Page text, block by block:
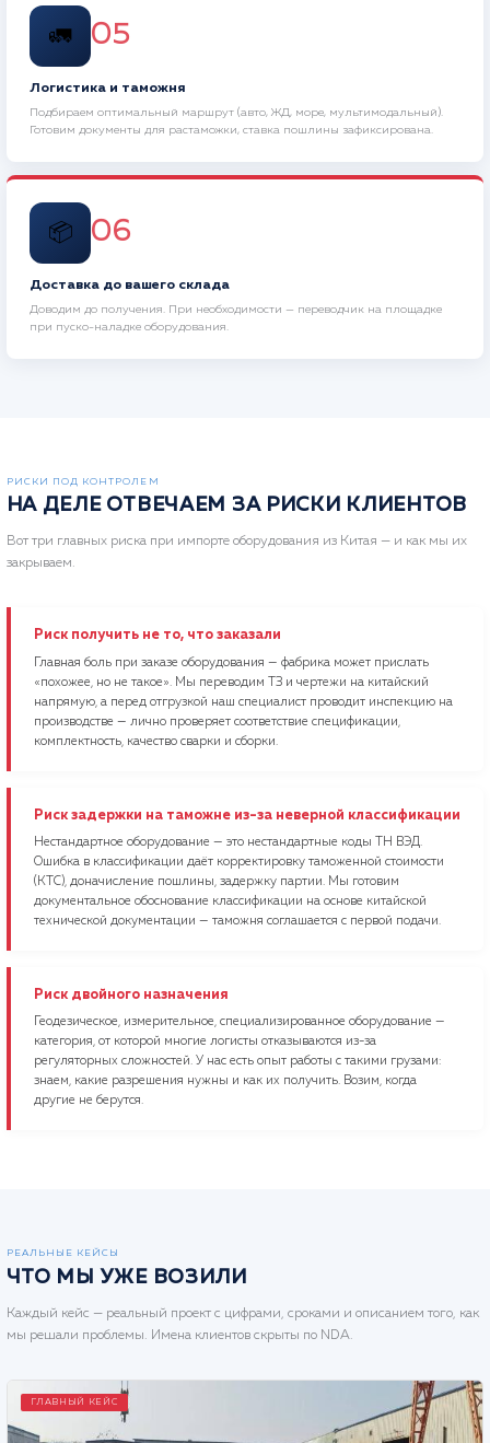
🚛 05
Логистика и таможня
Подбираем оптимальный маршрут (авто, ЖД, море, мультимодальный).
Готовим документы для растаможки, ставка пошлины зафиксирована.
📦 06
Доставка до вашего склада
Доводим до получения. При необходимости — переводчик на площадке
при пуско-наладке оборудования.
РИСКИ ПОД КОНТРОЛЕМ
НА ДЕЛЕ ОТВЕЧАЕМ ЗА РИСКИ КЛИЕНТОВ
Вот три главных риска при импорте оборудования из Китая — и как мы их
закрываем.
Риск получить не то, что заказали
Главная боль при заказе оборудования — фабрика может прислать
«похожее, но не такое». Мы переводим ТЗ и чертежи на китайский
напрямую, а перед отгрузкой наш специалист проводит инспекцию на
производстве — лично проверяет соответствие спецификации,
комплектность, качество сварки и сборки.
Риск задержки на таможне из-за неверной классификации
Нестандартное оборудование — это нестандартные коды ТН ВЭД.
Ошибка в классификации даёт корректировку таможенной стоимости
(КТС), доначисление пошлины, задержку партии. Мы готовим
документальное обоснование классификации на основе китайской
технической документации — таможня соглашается с первой подачи.
Риск двойного назначения
Геодезическое, измерительное, специализированное оборудование —
категория, от которой многие логисты отказываются из-за
регуляторных сложностей. У нас есть опыт работы с такими грузами:
знаем, какие разрешения нужны и как их получить. Возим, когда
другие не берутся.
РЕАЛЬНЫЕ КЕЙСЫ
ЧТО МЫ УЖЕ ВОЗИЛИ
Каждый кейс — реальный проект с цифрами, сроками и описанием того, как
мы решали проблемы. Имена клиентов скрыты по NDA.
ГЛАВНЫЙ КЕЙС